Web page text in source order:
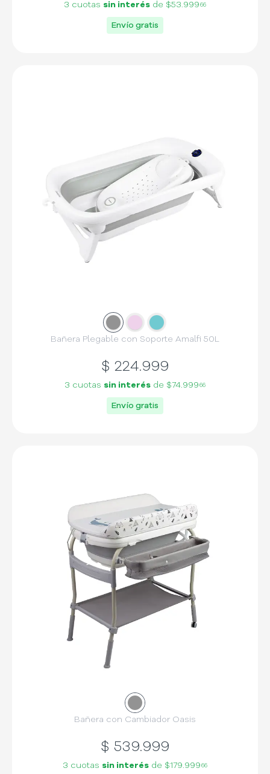
3 cuotas sin interés de $53.999 66
Envío gratis
Slide Slide 2
Slide
Bañera Plegable con Soporte Amalfi 50L
$ 224.999
3 cuotas sin interés de $74.999 66
Envío gratis
Bañera con Cambiador Oasis
$ 539.999
3 cuotas sin interés de $179.999 66